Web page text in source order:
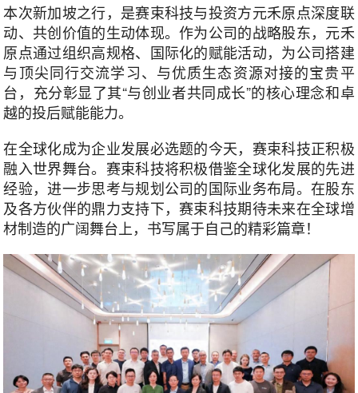
本次新加坡之行，是赛束科技与投资方元禾原点深度联
动、共创价值的生动体现。作为公司的战略股东，元禾
原点通过组织高规格、国际化的赋能活动，为公司搭建
与顶尖同行交流学习、与优质生态资源对接的宝贵平
台，充分彰显了其“与创业者共同成长”的核心理念和卓
越的投后赋能能力。
在全球化成为企业发展必选题的今天，赛束科技正积极
融入世界舞台。赛束科技将积极借鉴全球化发展的先进
经验，进一步思考与规划公司的国际业务布局。在股东
及各方伙伴的鼎力支持下，赛束科技期待未来在全球增
材制造的广阔舞台上，书写属于自己的精彩篇章！